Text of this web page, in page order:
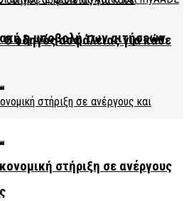
η υποβολή των αιτήσεων
στήριξη σε ανέργους
Ο οδηγός ασφάλειας για κάθε